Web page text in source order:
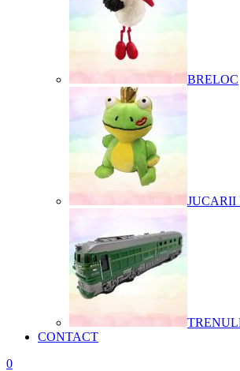
BRELOC
JUCARII
CONTACT
0